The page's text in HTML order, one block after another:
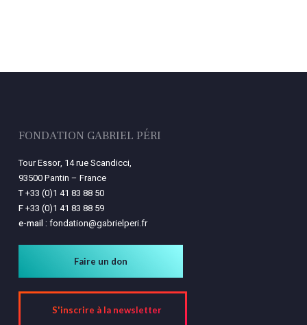
FONDATION GABRIEL PÉRI
Tour Essor, 14 rue Scandicci,
93500 Pantin – France
T+33 (0)1 41 83 88 50
F+33 (0)1 41 83 88 59
e-mail : fondation@gabrielperi.fr
Faire un don
S'inscrire à la newsletter